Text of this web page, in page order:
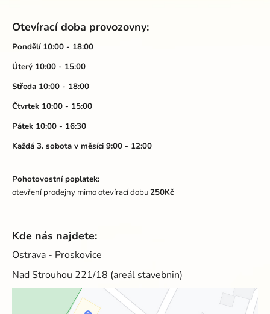
Otevírací doba provozovny:
Pondělí 10:00 - 18:00
Úterý 10:00 - 15:00
Středa 10:00 - 18:00
Čtvrtek 10:00 - 15:00
Pátek 10:00 - 16:30
Každá 3. sobota v měsíci 9:00 - 12:00
Pohotovostní poplatek:
otevření prodejny mimo otevírací dobu250Kč
Kde nás najdete:
Ostrava - Proskovice
Nad Strouhou 221/18 (areál stavebnin)